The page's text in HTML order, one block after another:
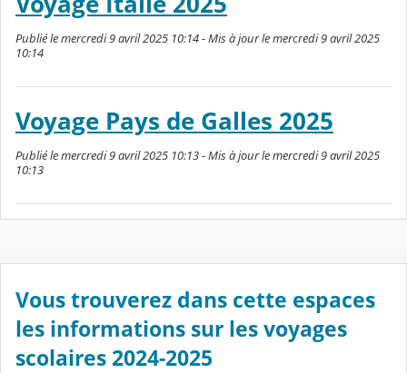
Publié le mercredi 9 avril 2025 10:14 - Mis à jour le mercredi 9 avril 2025
10:14
Voyage Pays de Galles 2025
Publié le mercredi 9 avril 2025 10:13 - Mis à jour le mercredi 9 avril 2025
10:13
Vous trouverez dans cette espaces
les informations sur les voyages
scolaires 2024-2025